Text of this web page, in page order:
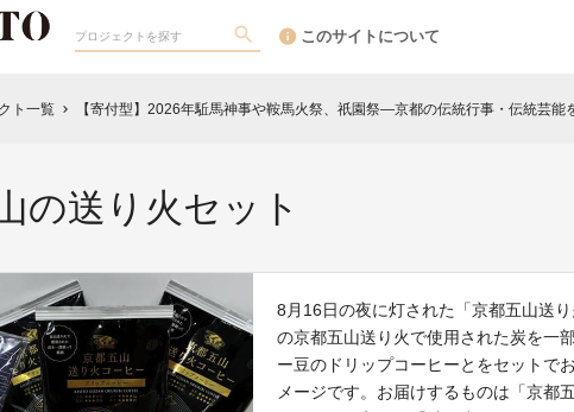
このサイトについて
ト一覧 chevron_right 【寄付型】2026年駈馬神事や鞍馬火祭、祇園祭―京都の伝統行事・伝統芸能
の送り火セット
8月16日の夜に灯された「京都五山送
の京都五山送り火で使用された炭を一
ー豆のドリップコーヒーとをセットで
メージです。お届けするものは「京都